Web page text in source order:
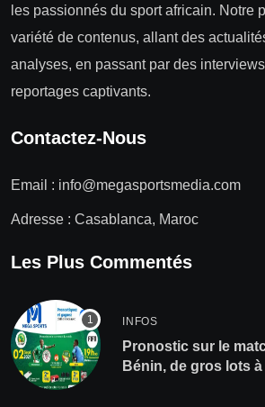
les passionnés du sport africain. Notre
variété de contenus, allant des
analyses, en passant par des
reportages captivants.
Contactez-Nous
Email : info@megasportsmedia.com
Adresse : Casablanca, Maroc
Les Plus Commentés
INFOS
Pronostic sur le
Bénin, de gros lots